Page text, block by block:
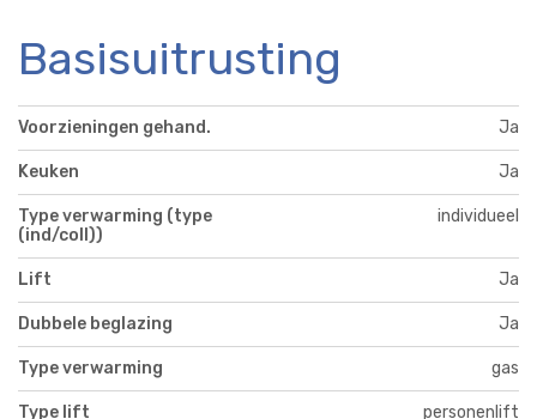
Basisuitrusting
Voorzieningen gehand. Ja
Keuken Ja
Type verwarming (type
(ind/coll))
individueel
Lift Ja
Dubbele beglazing Ja
Type verwarming gas
Type lift personenlift